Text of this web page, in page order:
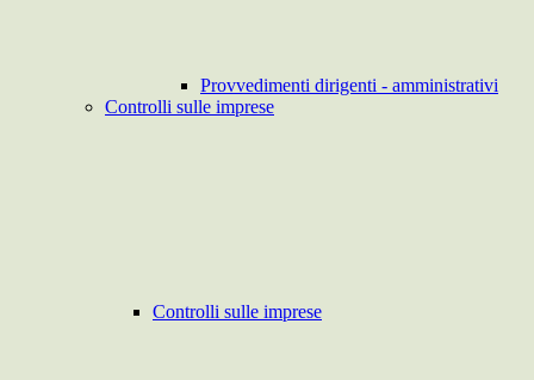
Provvedimenti dirigenti - amministrativi
Controlli sulle imprese
Controlli sulle imprese